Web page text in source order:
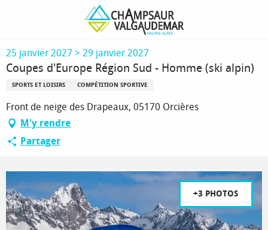
principal
Coupes d'Europe Région Sud - Homme (ski alpin)
25 janvier 2027 > 29 janvier 2027
Coupes d'Europe Région Sud - Homme (ski alpin)
SPORTS ET LOISIRS COMPÉTITION SPORTIVE
Front de neige des Drapeaux, 05170 Orcières
M'y rendre
Partager
+3 PHOTOS